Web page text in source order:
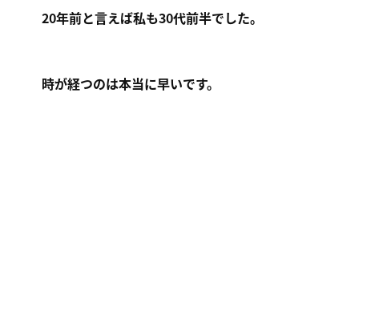
20年前と言えば私も30代前半でした。
時が経つのは本当に早いです。